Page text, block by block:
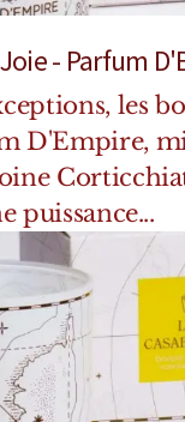
- Parfum
les
D'Empire,
puissance...